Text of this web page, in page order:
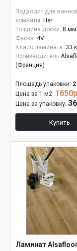
Подходит для ванной
комнаты: Нет
Толщина доски: 8 мм
Фаска: 4V
Класс ламината: 33
Производитель
(Франция)
Площадь упаковки:
Цена за 1 м2:
Цена за упаковку:
Купить
Ламинат Alsafloor